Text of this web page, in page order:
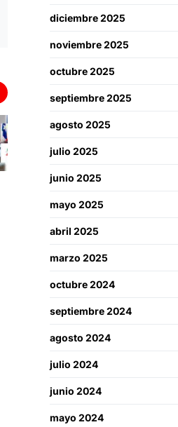
diciembre 2025
noviembre 2025
octubre 2025
septiembre 2025
agosto 2025
julio 2025
junio 2025
mayo 2025
abril 2025
marzo 2025
octubre 2024
septiembre 2024
agosto 2024
julio 2024
junio 2024
mayo 2024